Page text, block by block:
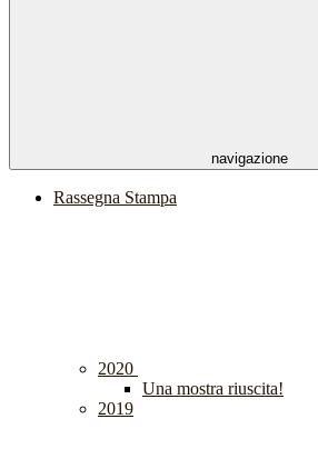
navigazione
Rassegna Stampa
2020
Una mostra riuscita!
2019